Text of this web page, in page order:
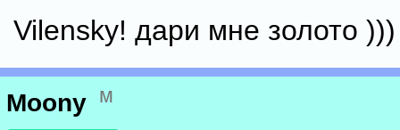
Vilensky! дари мне золото )))
Moony м